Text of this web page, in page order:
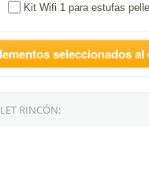
Kit Wifi 1 para estufas
seleccionados al
RINCÓN: